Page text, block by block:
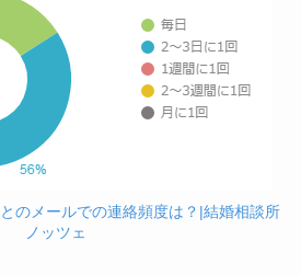
のメールでの連絡頻度は？|結婚相談所
ノッツェ